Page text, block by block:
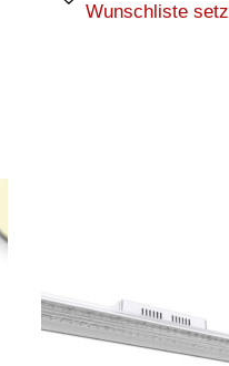
Wunschliste